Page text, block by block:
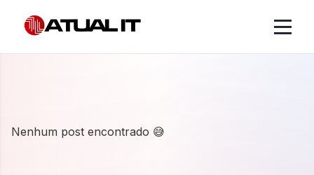
Nenhum post encontrado 😅